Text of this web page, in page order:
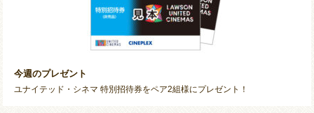
今週のプレゼント
ユナイテッド・シネマ 特別招待券をペア2組様にプレゼント！